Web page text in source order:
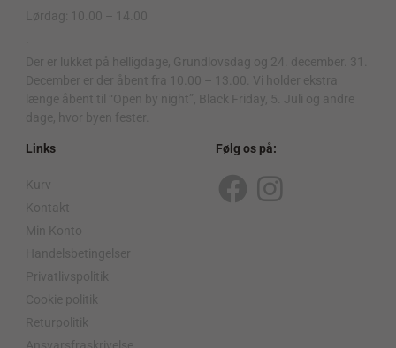
Lørdag: 10.00 – 14.00
Der er lukket på helligdage, Grundlovsdag og 24. december. 31.
December er der åbent fra 10.00 – 13.00. Vi holder ekstra
længe åbent til “Open by night”, Black Friday, 5. Juli og andre
dage, hvor byen fester.
Links
Kurv
Kontakt
Min Konto
Handelsbetingelser
Privatlivspolitik
Cookie politik
Returpolitik
Følg os på:
F
I